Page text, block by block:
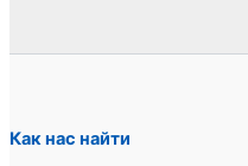
Как нас найти